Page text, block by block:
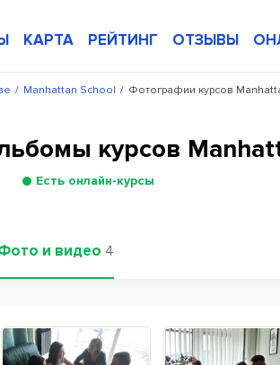
КАРТА РЕЙТИНГ ОТЗЫВЫ
/ /
Manhattan School Фотографии курсов
курсов
Есть онлайн-курсы
и видео 4